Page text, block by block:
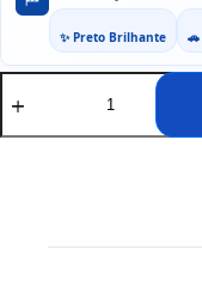
✨ Preto Brilhante
Quantidade
de
Frontal